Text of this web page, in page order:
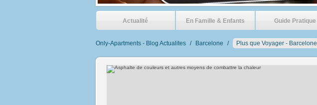
Actualité En Famille & Enfants Guide Pratique
Only-Apartments - Blog Actualites / Barcelone / Plus que Voyager - Barcelone